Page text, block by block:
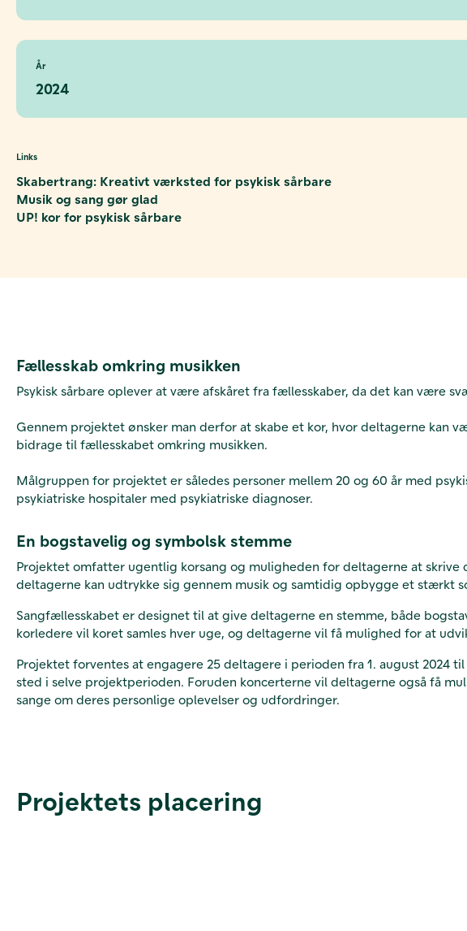
År
2024
Links
Skabertrang: Kreativt værksted for psykisk sårbare
Musik og sang gør glad
UP! kor for psykisk sårbare
Fællesskab omkring musikken
Psykisk sårbare oplever at være afskåret fra fællesskaber, da det kan være
Gennem projektet ønsker man derfor at skabe et kor, hvor deltagerne
bidrage til fællesskabet omkring musikken.
Målgruppen for projektet er således personer mellem 20 og 60 år med
psykiatriske hospitaler med psykiatriske diagnoser.
En bogstavelig og symbolsk stemme
Projektet omfatter ugentlig korsang og muligheden for deltagerne at
deltagerne kan udtrykke sig gennem musik og samtidig opbygge et stærkt
Sangfællesskabet er designet til at give deltagerne en stemme, både
korledere vil koret samles hver uge, og deltagerne vil få mulighed for at
Projektet forventes at engagere 25 deltagere i perioden fra 1. august
sted i selve projektperioden. Foruden koncerterne vil deltagerne også få
sange om deres personlige oplevelser og udfordringer.
Projektets placering